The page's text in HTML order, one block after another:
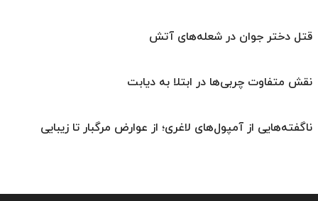
قتل دختر جوان در شعله‌های آتش
نقش متفاوت چربی‌ها در ابتلا به دیابت
ناگفته‌هایی از آمپول‌های لاغری؛ از عوارض مرگبار تا زیبایی